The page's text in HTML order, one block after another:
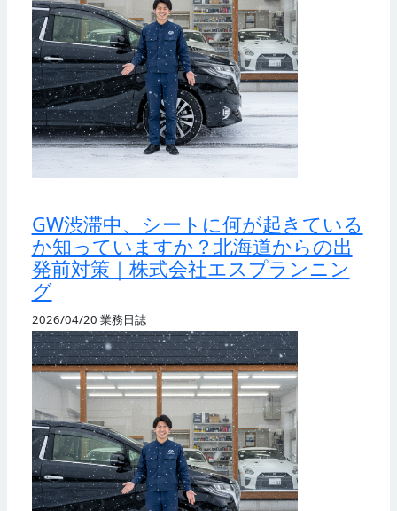
GW渋滞中、シートに何が起きている
か知っていますか？北海道からの出
発前対策｜株式会社エスプランニン
グ
2026/04/20 業務日誌